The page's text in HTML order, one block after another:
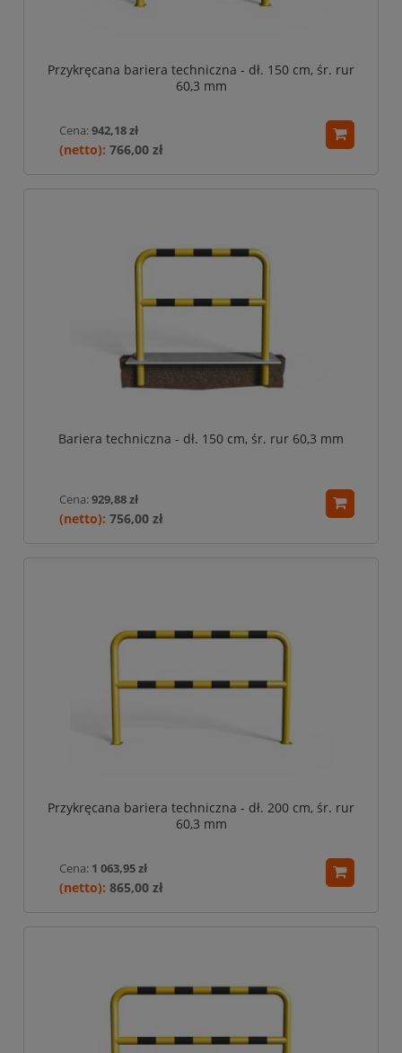
Przykręcana bariera techniczna - dł. 150 cm, śr. rur
60,3 mm
Cena:942,18 zł
766,00 zł
Bariera techniczna - dł. 150 cm, śr. rur 60,3 mm
Cena:929,88 zł
756,00 zł
Przykręcana bariera techniczna - dł. 200 cm, śr. rur
60,3 mm
Cena: 1 063,95 zł
865,00 zł